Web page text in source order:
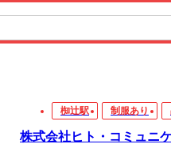
椥辻駅 制服あり
株式会社ヒト・コミュニ